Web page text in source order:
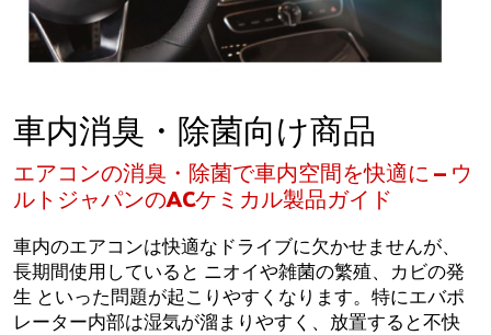
車内消臭・除菌向け商品
エアコンの消臭・除菌で車内空間を快適に — ウ
ルトジャパンのACケミカル製品ガイド
車内のエアコンは快適なドライブに欠かせませんが、
長期間使用していると ニオイや雑菌の繁殖、カビの発
生 といった問題が起こりやすくなります。特にエバポ
レーター内部は湿気が溜まりやすく、放置すると不快